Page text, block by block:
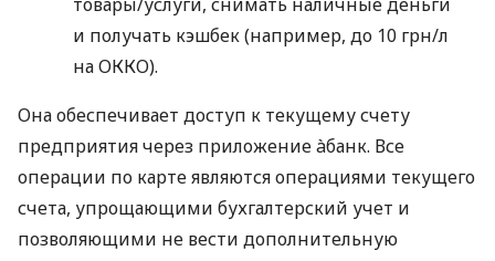
и получать кэшбек (например, до 10 грн/л
на ОККО).
Она обеспечивает доступ к текущему счету
предприятия через приложение àбанк. Все
операции по карте являются операциями текущего
счета, упрощающими бухгалтерский учет и
позволяющими не вести дополнительную